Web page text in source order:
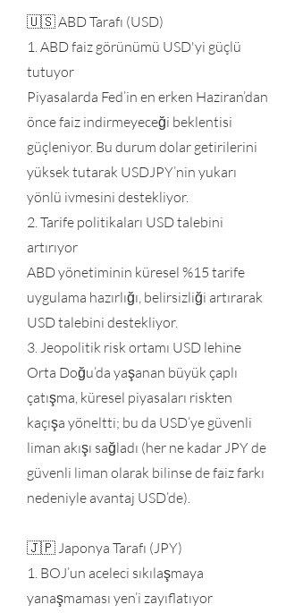
🇺🇸 ABD Tarafı (USD)
1. ABD faiz görünümü USD'yi güçlü
tutuyor
Piyasalarda Fed’in en erken Haziran’dan
önce faiz indirmeyeceği beklentisi
güçleniyor. Bu durum dolar getirilerini
yüksek tutarak USDJPY’nin yukarı
yönlü ivmesini destekliyor.
2. Tarife politikaları USD talebini
artırıyor
ABD yönetiminin küresel %15 tarife
uygulama hazırlığı, belirsizliği artırarak
USD talebini destekliyor.
3. Jeopolitik risk ortamı USD lehine
Orta Doğu’da yaşanan büyük çaplı
çatışma, küresel piyasaları riskten
kaçışa yöneltti; bu da USD’ye güvenli
liman akışı sağladı (her ne kadar JPY de
güvenli liman olarak bilinse de faiz farkı
nedeniyle avantaj USD’de).
🇯🇵 Japonya Tarafı (JPY)
1. BOJ’un aceleci sıkılaşmaya
yanaşmaması yen’i zayıflatıyor